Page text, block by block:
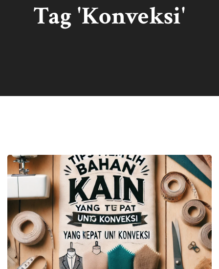
Tag 'Konveksi'